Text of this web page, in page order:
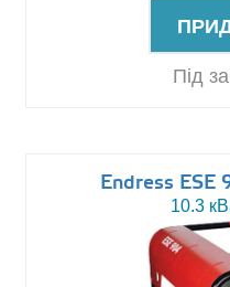
Під
Endress ESE
10.3